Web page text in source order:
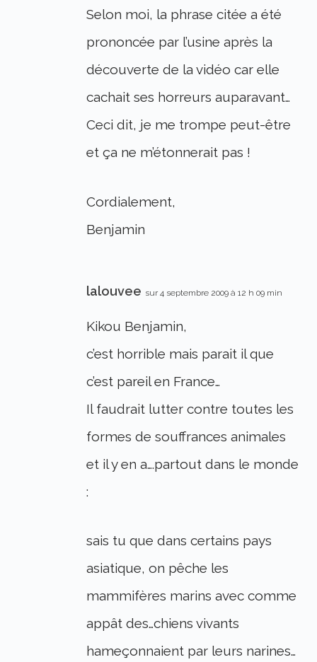
Selon moi, la phrase citée a été
prononcée par l’usine après la
découverte de la vidéo car elle
cachait ses horreurs auparavant…
Ceci dit, je me trompe peut-être
et ça ne m’étonnerait pas !
Cordialement,
Benjamin
lalouvee sur 4 septembre 2009 à 12 h 09 min
Kikou Benjamin,
c’est horrible mais parait il que
c’est pareil en France…
Il faudrait lutter contre toutes les
formes de souffrances animales
et il y en a….partout dans le monde
:
sais tu que dans certains pays
asiatique, on pêche les
mammifères marins avec comme
appât des…chiens vivants
hameçonnaient par leurs narines…